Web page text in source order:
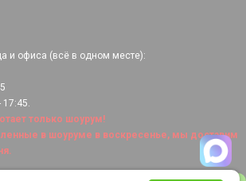
и офиса (всё в одном месте):
только шоурум!
в шоуруме в воскресенье, мы доставим